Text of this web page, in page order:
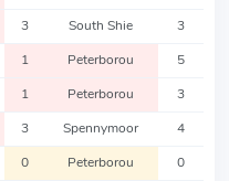
3 South Shie 3
1 Peterborou 5
1 Peterborou 3
3 Spennymoor 4
0 Peterborou 0